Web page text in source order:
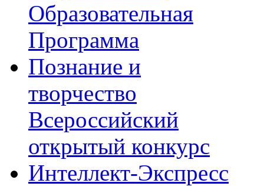
Образовательная
Программа
Познание и
творчество
Всероссийский
открытый конкурс
Интеллект-Экспресс